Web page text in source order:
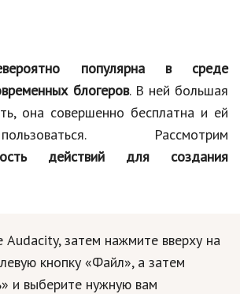
популярна в среде
блогеров. В ней большая
она совершенно бесплатна и ей
Рассмотрим
действий для создания
Audacity, затем нажмите вверху на
кнопку «Файл», а затем
и выберите нужную вам